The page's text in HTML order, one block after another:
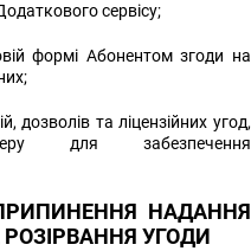
сервісу;
формі Абонентом згоди на
дозволів та ліцензійних угод,
для забезпечення
НАДАННЯ
УГОДИ